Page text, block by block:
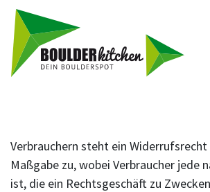
Verbrauchern steht ein
Maßgabe zu, wobei Verbraucher jede
ist, die ein Rechtsgeschäft zu